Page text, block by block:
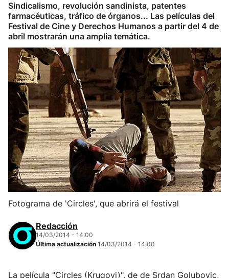
Sindicalismo, revolución sandinista, patentes
farmacéuticas, tráfico de órganos... Las películas del
Festival de Cine y Derechos Humanos a partir del 4 de
abril mostrarán una amplia temática.
Fotograma de 'Circles', que abrirá el festival
Redacción
14/03/2014 - 14:00
Última actualización 14/03/2014 - 14:00
La película "Circles (Krugovi)", de de Srdan Golubovic,